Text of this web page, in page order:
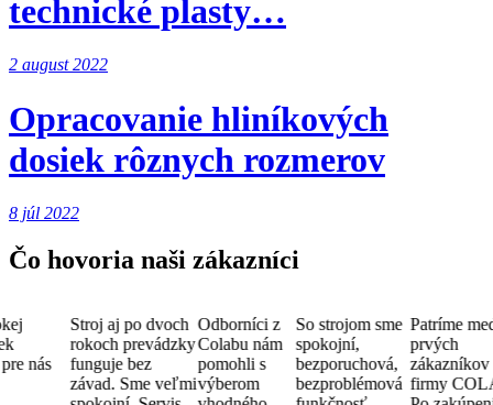
technické plasty…
2 august 2022
Opracovanie hliníkových
dosiek rôznych rozmerov
8 júl 2022
Čo hovoria naši zákazníci
nás
Stroj aj po dvoch
rokoch prevádzky
funguje bez
závad. Sme veľmi
Odborníci z
Colabu nám
pomohli s
výberom
So strojom sme
spokojní,
bezporuchová,
bezproblémová
Patríme
prvých
zákazníkov
firmy